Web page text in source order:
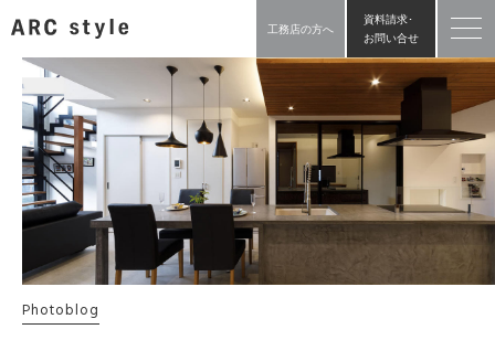
工務店の方へ
資料請求･
お問い合せ
Photoblog